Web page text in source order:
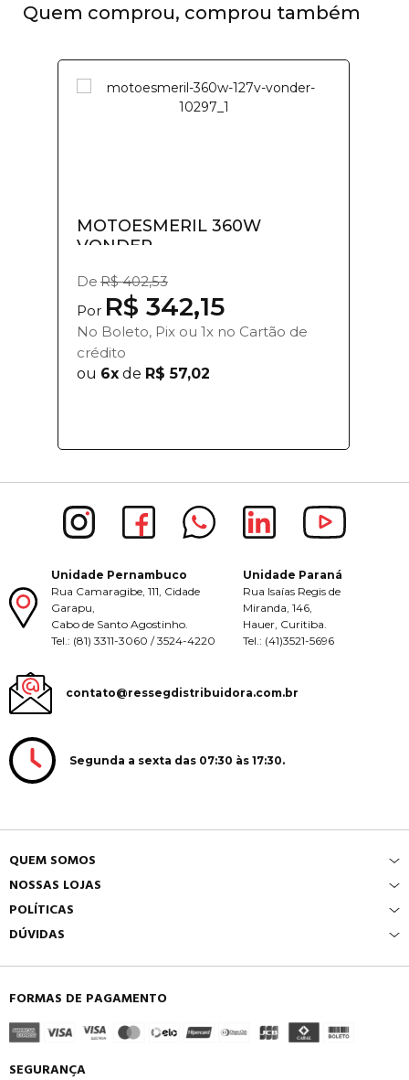
Quem comprou, comprou também
MOTOESMERIL 360W
VONDER
De R$ 402,53
Por R$ 342,15
No Boleto, Pix ou 1x no Cartão de
crédito
ou 6x de R$ 57,02
Unidade Pernambuco
Rua Camaragibe, 111, Cidade
Garapu,
Cabo de Santo Agostinho.
Tel.: (81) 3311-3060 / 3524-4220
Unidade Paraná
Rua Isaías Regis de
Miranda, 146,
Hauer, Curitiba.
Tel.: (41)3521-5696
contato@ressegdistribuidora.com.br
Segunda a sexta das 07:30 às 17:30.
QUEM SOMOS
NOSSAS LOJAS
POLÍTICAS
DÚVIDAS
FORMAS DE PAGAMENTO
SEGURANÇA